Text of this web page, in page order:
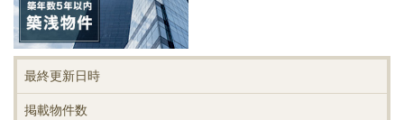
最終更新日時
掲載物件数